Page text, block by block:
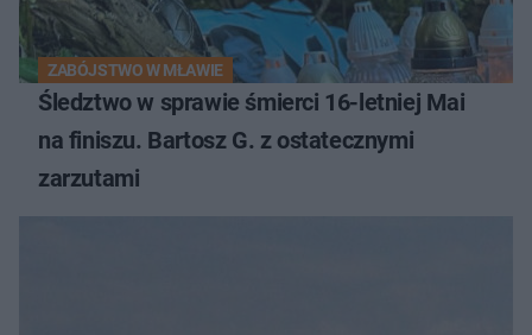
ZABÓJSTWO W MŁAWIE
Śledztwo w sprawie śmierci 16-letniej Mai
na finiszu. Bartosz G. z ostatecznymi
zarzutami